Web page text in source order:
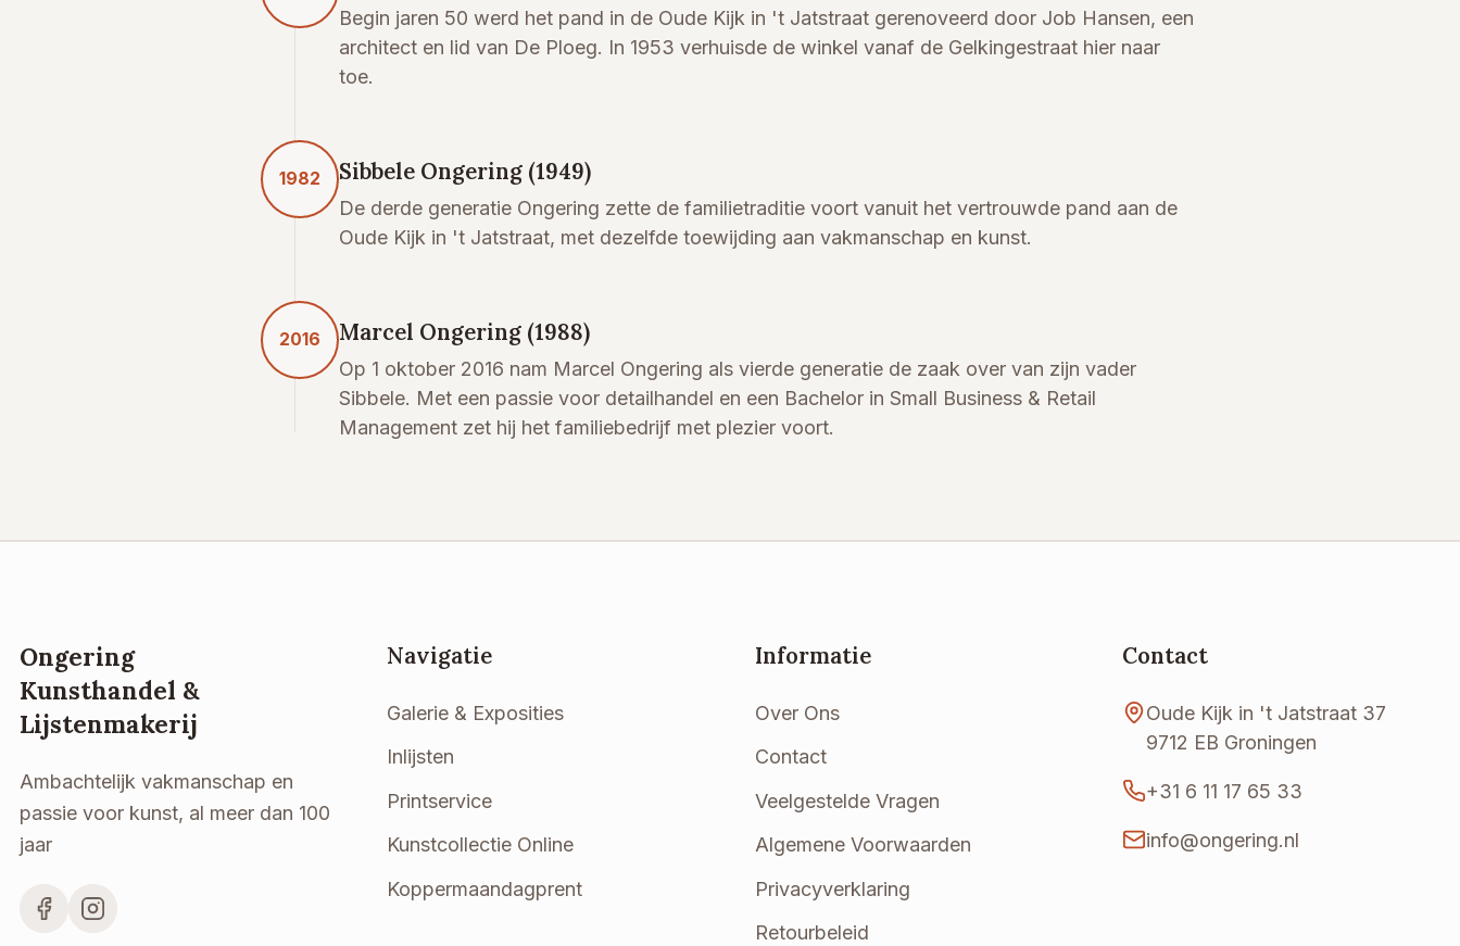
Begin jaren 50 werd het pand in de Oude Kijk in 't Jatstraat gerenoveerd door Job Hansen, een
architect en lid van De Ploeg. In 1953 verhuisde de winkel vanaf de Gelkingestraat hier naar
toe.
1982 Sibbele Ongering (1949)
De derde generatie Ongering zette de familietraditie voort vanuit het vertrouwde pand aan de
Oude Kijk in 't Jatstraat, met dezelfde toewijding aan vakmanschap en kunst.
2016 Marcel Ongering (1988)
Op 1 oktober 2016 nam Marcel Ongering als vierde generatie de zaak over van zijn vader
Sibbele. Met een passie voor detailhandel en een Bachelor in Small Business & Retail
Management zet hij het familiebedrijf met plezier voort.
Ongering
Kunsthandel &
Lijstenmakerij
Ambachtelijk vakmanschap en
passie voor kunst, al meer dan 100
jaar
Navigatie
Galerie & Exposities
Inlijsten
Printservice
Kunstcollectie Online
Koppermaandagprent
Informatie
Over Ons
Contact
Veelgestelde Vragen
Algemene Voorwaarden
Privacyverklaring
Retourbeleid
Contact
Oude Kijk in 't Jatstraat 37
9712 EB Groningen
+31 6 11 17 65 33
info@ongering.nl